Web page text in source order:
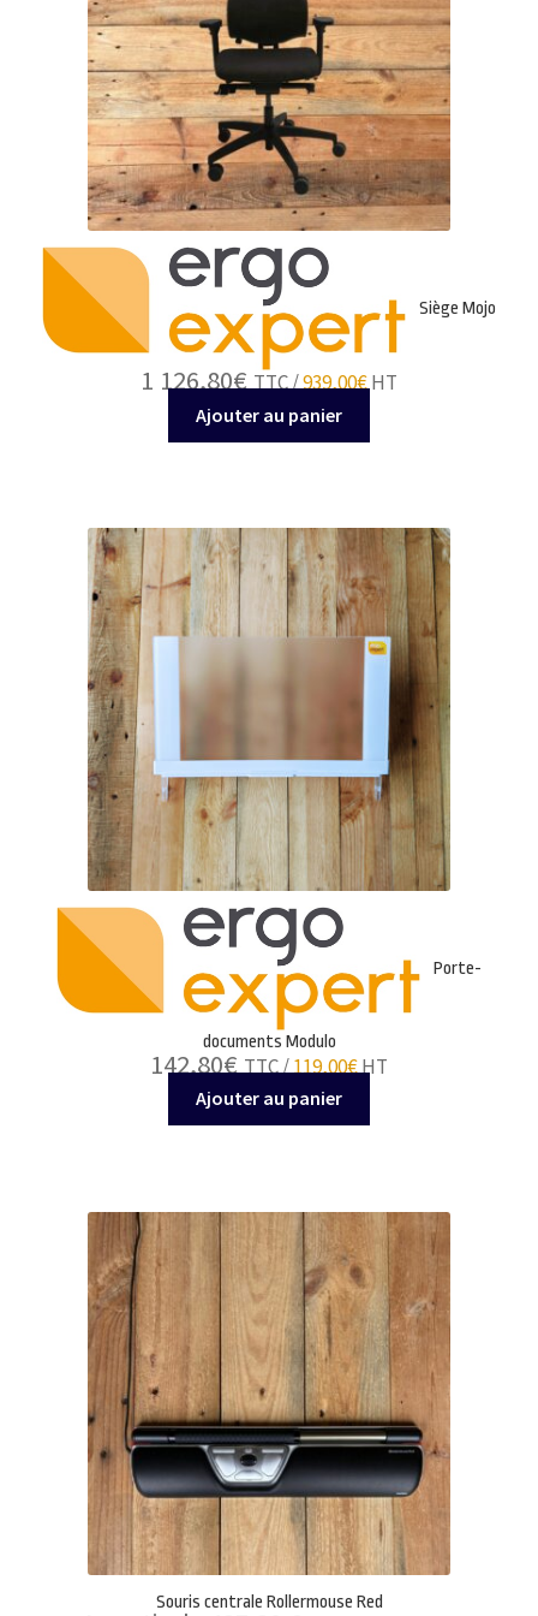
Siège Mojo
1 126,80€ TTC /939,00€HT
Ajouter au panier
Porte-
documents Modulo
142,80€ TTC /119,00€HT
Ajouter au panier
Souris centrale Rollermouse Red